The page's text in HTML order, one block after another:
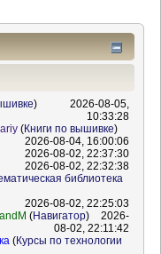
)
2026-08-05,
10:33:28
ariy(Книги по вышивке)
2026-08-04, 16:00:06
2026-08-02, 22:37:30
2026-08-02, 22:32:38
библиотека
2026-08-02, 22:25:03
(Навигатор)
2026-
08-02, 22:11:42
(Курсы по технологии